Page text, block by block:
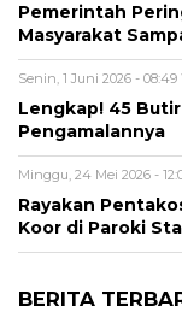
Pemerintah
Masyarakat
Senin, 1 Juni 2026 -
Lengkap! 45
Pengamalannya
Minggu, 24 Mei 2026 -
Rayakan
Koor di Paroki
BERITA